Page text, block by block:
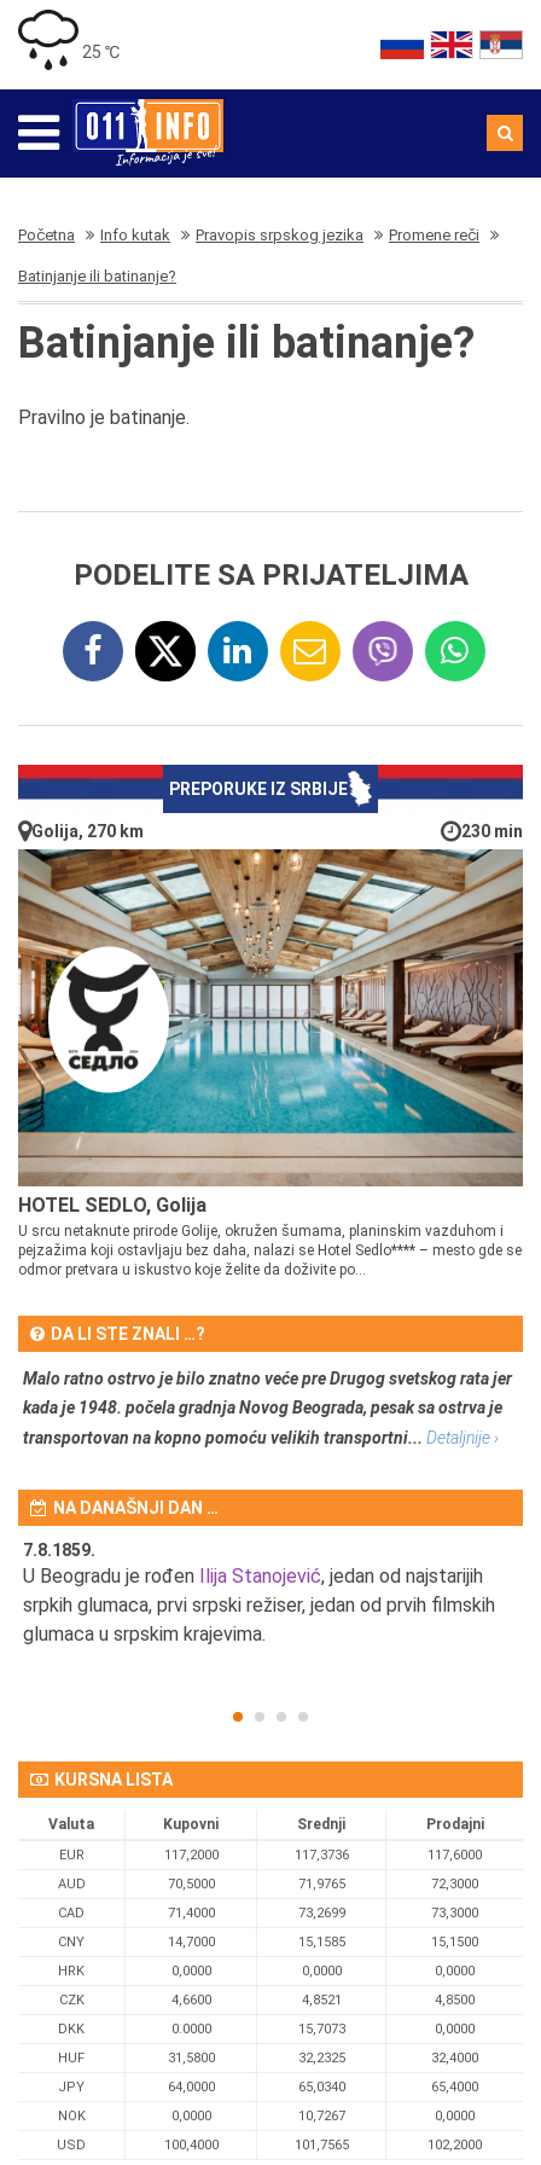
25 ℃
Početna Info kutak Pravopis srpskog jezika Promene reči
Batinjanje ili batinanje?
Batinjanje ili batinanje?
Pravilno je batinanje.
PODELITE SA PRIJATELJIMA
PREPORUKE IZ SRBIJE
Golija, 270 km 230 min
HOTEL SEDLO, Golija
U srcu netaknute prirode Golije, okružen šumama, planinskim vazduhom i
pejzažima koji ostavljaju bez daha, nalazi se Hotel Sedlo**** – mesto gde se
odmor pretvara u iskustvo koje želite da doživite po...
DA LI STE ZNALI …?
Malo ratno ostrvo je bilo znatno veće pre Drugog svetskog rata jer
kada je 1948. počela gradnja Novog Beograda, pesak sa ostrva je
transportovan na kopno pomoću velikih transportni... Detaljnije ›
NA DANAŠNJI DAN …
7.8.1859.
U Beogradu je rođen Ilija Stanojević, jedan od najstarijih
srpkih glumaca, prvi srpski režiser, jedan od prvih filmskih
glumaca u srpskim krajevima.
KURSNA LISTA
Valuta Kupovni Srednji Prodajni
EUR 117,2000 117,3736
117,6000
AUD
70,5000 71,9765
72,3000
CAD
71,4000 73,2699
73,3000
CNY
14,7000 15,1585
15,1500
HRK
0,0000 0,0000
0,0000
CZK
4,6600 4,8521
4,8500
DKK
0.0000 15,7073
0,0000
HUF
31,5800 32,2325
32,4000
JPY
64,0000 65,0340
65,4000
NOK
0,0000 10,7267
0,0000
USD
100,4000 101,7565 102,2000